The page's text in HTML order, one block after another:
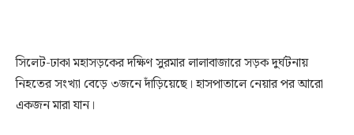
সিলেট-ঢাকা মহাসড়কের দক্ষিণ সুরমার লালাবাজারে সড়ক দুর্ঘটনায়
নিহতের সংখ্যা বেড়ে ৩জনে দাঁড়িয়েছে। হাসপাতালে নেয়ার পর আরো
একজন মারা যান।